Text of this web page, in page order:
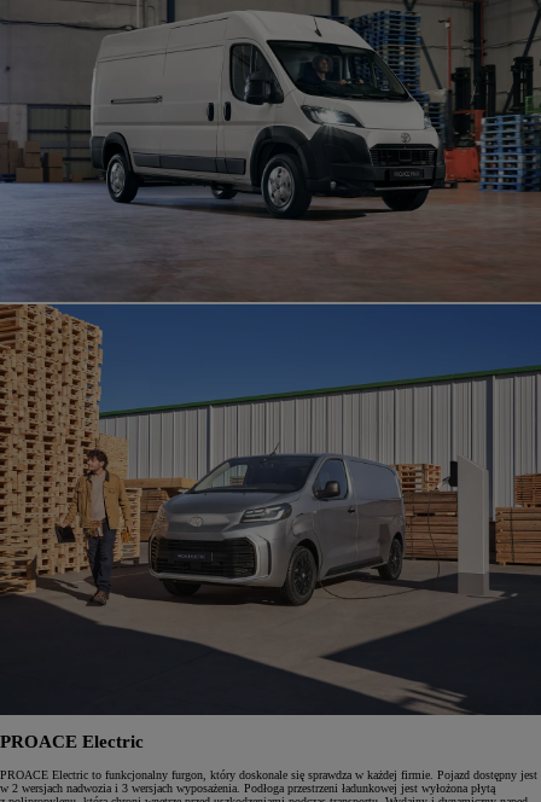
PROACE Electric
PROACE Electric to funkcjonalny furgon, który doskonale się sprawdza w każdej firmie. Pojazd dostępny jest
w 2 wersjach nadwozia i 3 wersjach wyposażenia. Podłoga przestrzeni ładunkowej jest wyłożona płytą